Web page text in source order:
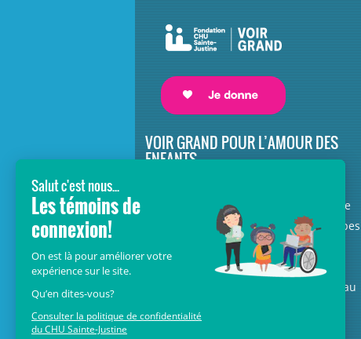
VOIR GRAND POUR L’AMOUR DES
ENFANTS
vous au cœur de la campagne majeure
Voir Grand, nous conduisons les équipes
soignantes vers les opportunités de la
science et des nouvelles technologies
pour que chaque enfant, où qu’il soit au